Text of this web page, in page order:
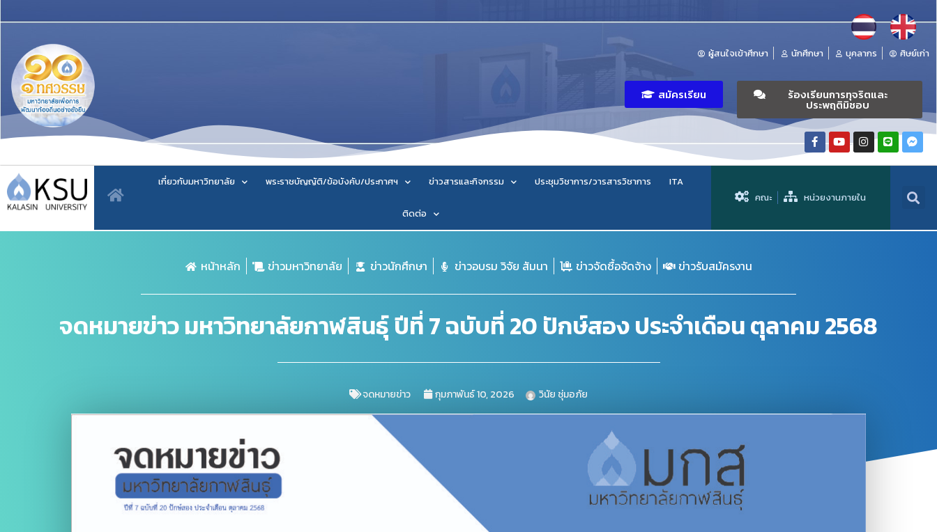
ผู้สนใจเข้าศึกษา นักศึกษา บุคลากร ศิษย์เก่า
สมัครเรียน ร้องเรียนการทุจริตและ
ประพฤติมิชอบ
เกี่ยวกับมหาวิทยาลัย พระราชบัญญัติ/ข้อบังคับ/ประกาศฯ ข่าวสารและกิจกรรม ประชุมวิชาการ/วารสารวิชาการ ITA
ติดต่อ
คณะ หน่วยงานภายใน
หน้าหลัก ข่าวมหาวิทยาลัย ข่าวนักศึกษา ข่าวอบรม วิจัย สัมนา ข่าวจัดซื้อจัดจ้าง ข่าวรับสมัครงาน
จดหมายข่าว มหาวิทยาลัยกาฬสินธุ์ ปีที่ 7 ฉบับที่ 20 ปักษ์สอง ประจำเดือน ตุลาคม 2568
จดหมายข่าว กุมภาพันธ์ 10, 2026 วินัย ชุ่มอภัย